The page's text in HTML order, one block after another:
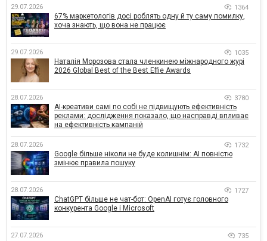
29.07.2026 1364
67% маркетологів досі роблять одну й ту саму помилку,
хоча знають, що вона не працює
29.07.2026 1035
Наталія Морозова стала членкинею міжнародного журі
2026 Global Best of the Best Effie Awards
28.07.2026 3780
AI-креативи самі по собі не підвищують ефективність
реклами: дослідження показало, що насправді впливає
на ефективність кампаній
28.07.2026 1732
Google більше ніколи не буде колишнім: AI повністю
змінює правила пошуку
28.07.2026 1727
ChatGPT більше не чат-бот: OpenAI готує головного
конкурента Google і Microsoft
27.07.2026 735